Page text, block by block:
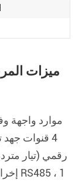
ميزات